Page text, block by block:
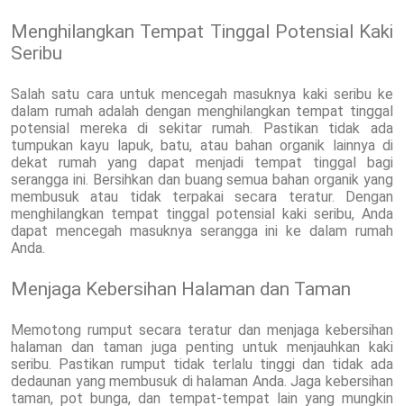
Menghilangkan Tempat Tinggal Potensial Kaki
Seribu
Salah satu cara untuk mencegah masuknya kaki seribu ke
dalam rumah adalah dengan menghilangkan tempat tinggal
potensial mereka di sekitar rumah. Pastikan tidak ada
tumpukan kayu lapuk, batu, atau bahan organik lainnya di
dekat rumah yang dapat menjadi tempat tinggal bagi
serangga ini. Bersihkan dan buang semua bahan organik yang
membusuk atau tidak terpakai secara teratur. Dengan
menghilangkan tempat tinggal potensial kaki seribu, Anda
dapat mencegah masuknya serangga ini ke dalam rumah
Anda.
Menjaga Kebersihan Halaman dan Taman
Memotong rumput secara teratur dan menjaga kebersihan
halaman dan taman juga penting untuk menjauhkan kaki
seribu. Pastikan rumput tidak terlalu tinggi dan tidak ada
dedaunan yang membusuk di halaman Anda. Jaga kebersihan
taman, pot bunga, dan tempat-tempat lain yang mungkin